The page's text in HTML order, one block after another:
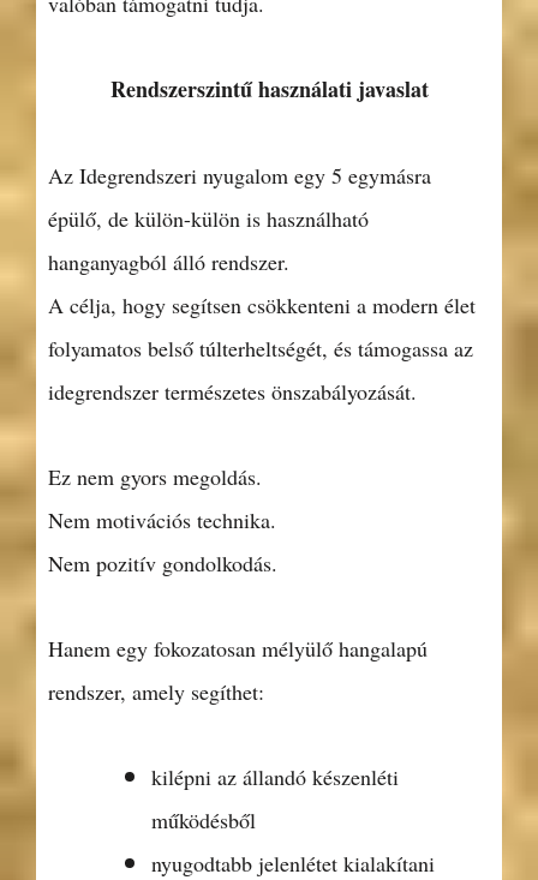
Rendszerszintű használati javaslat
Az Idegrendszeri nyugalom egy 5 egymásra
épülő, de külön-külön is használható
hanganyagból álló rendszer.
A célja, hogy segítsen csökkenteni a modern élet
folyamatos belső túlterheltségét, és támogassa az
idegrendszer természetes önszabályozását.
Ez nem gyors megoldás.
Nem motivációs technika.
Nem pozitív gondolkodás.
Hanem egy fokozatosan mélyülő hangalapú
rendszer, amely segíthet:
kilépni az állandó készenléti
működésből
nyugodtabb jelenlétet kialakítani